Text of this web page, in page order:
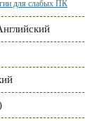
для слабых ПК